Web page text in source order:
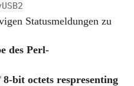
Statusmeldungen zu
des Perl-
8-bit octets respresenting